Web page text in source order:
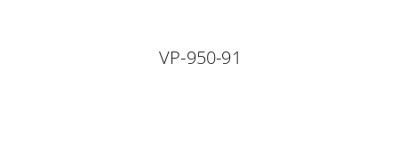
VP-950-91